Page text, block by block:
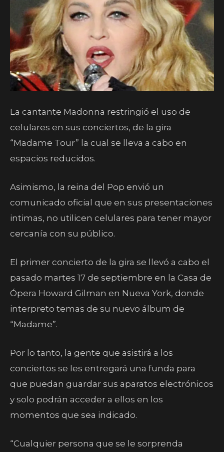
La cantante Madonna restringió el uso de
celulares en sus conciertos, de la gira
“Madame Tour” la cual se lleva a cabo en
espacios reducidos.
Asimismo, la reina del Pop envió un
comunicado oficial que en sus presentaciones
intimas, no utilicen celulares para tener mayor
cercanía con su público.
El primer concierto de la gira se llevó a cabo el
pasado martes 17 de septiembre en la Casa de
Ópera Howard Gilman en Nueva York, donde
interpreto temas de su nuevo álbum de
“Madame”.
Por lo tanto, la gente que asistirá a los
conciertos se les entregará una funda para
que puedan guardar sus aparatos electrónicos
y solo podrán acceder a ellos en los
momentos que sea indicado.
“Cualquier persona que se le sorprenda